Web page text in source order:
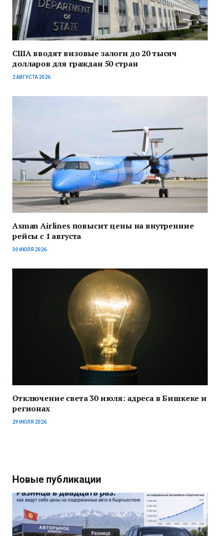
США вводят визовые залоги до 20 тысяч
долларов для граждан 50 стран
2 АВГУСТА 2026
Asman Airlines повысит цены на внутренние
рейсы с 1 августа
30 ИЮЛЯ 2026
Отключение света 30 июля: адреса в Бишкеке и
регионах
29 ИЮЛЯ 2026
Новые публикации